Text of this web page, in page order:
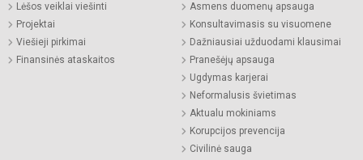
Lėšos veiklai viešinti
Projektai
Viešieji pirkimai
Finansinės ataskaitos
Asmens duomenų apsauga
Konsultavimasis su visuomene
Dažniausiai užduodami klausimai
Pranešėjų apsauga
Ugdymas karjerai
Neformalusis švietimas
Aktualu mokiniams
Korupcijos prevencija
Civilinė sauga